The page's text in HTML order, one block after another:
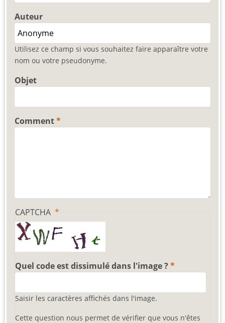
Auteur
Utilisez ce champ si vous souhaitez faire apparaître votre
nom ou votre pseudonyme.
Objet
Comment
CAPTCHA
Quel code est dissimulé dans l'image ?
Saisir les caractères affichés dans l'image.
Cette question nous permet de vérifier que vous n'êtes